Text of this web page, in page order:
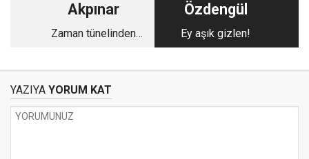
Akpınar
Zaman tünelinden
Özdengül
Ey aşık gizlen!
YAZIYA YORUM KAT